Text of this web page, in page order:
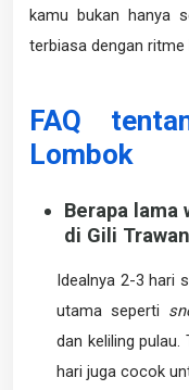
kamu bukan hanya
terbiasa dengan ritme
FAQ
Lombok
Berapa lama
di Gili
Idealnya 2-3 hari
utama seperti
dan keliling
hari juga cocok